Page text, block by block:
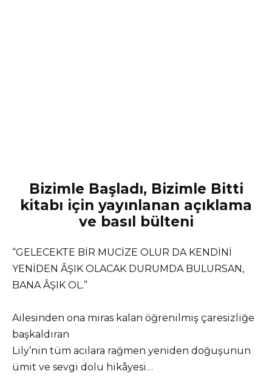
Bizimle Başladı, Bizimle Bitti
kitabı için yayınlanan açıklama
ve basıl bülteni
“GELECEKTE BİR MUCİZE OLUR DA KENDİNİ
YENİDEN ÂŞIK OLACAK DURUMDA BULURSAN,
BANA ÂŞIK OL.”
Ailesinden ona miras kalan öğrenilmiş çaresizliğe
başkaldıran
Lily’nin tüm acılara rağmen yeniden doğuşunun
ümit ve sevgi dolu hikâyesi…